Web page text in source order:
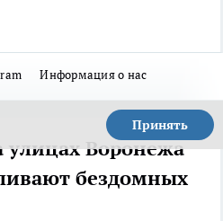
Информация о нас
Принять
улицах Воронежа
бездомных